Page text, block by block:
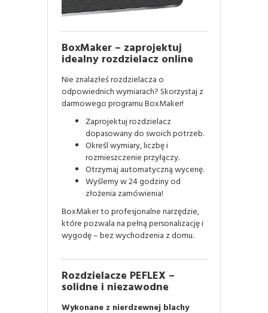
BoxMaker – zaprojektuj
idealny rozdzielacz online
Nie znalazłeś rozdzielacza o
odpowiednich wymiarach? Skorzystaj z
darmowego programu BoxMaker!
Zaprojektuj rozdzielacz
dopasowany do swoich potrzeb.
Określ wymiary, liczbę i
rozmieszczenie przyłączy.
Otrzymaj automatyczną wycenę.
Wyślemy w 24 godziny od
złożenia zamówienia!
BoxMaker to profesjonalne narzędzie,
które pozwala na pełną personalizację i
wygodę – bez wychodzenia z domu.
Rozdzielacze PEFLEX –
solidne i niezawodne
Wykonane z nierdzewnej blachy